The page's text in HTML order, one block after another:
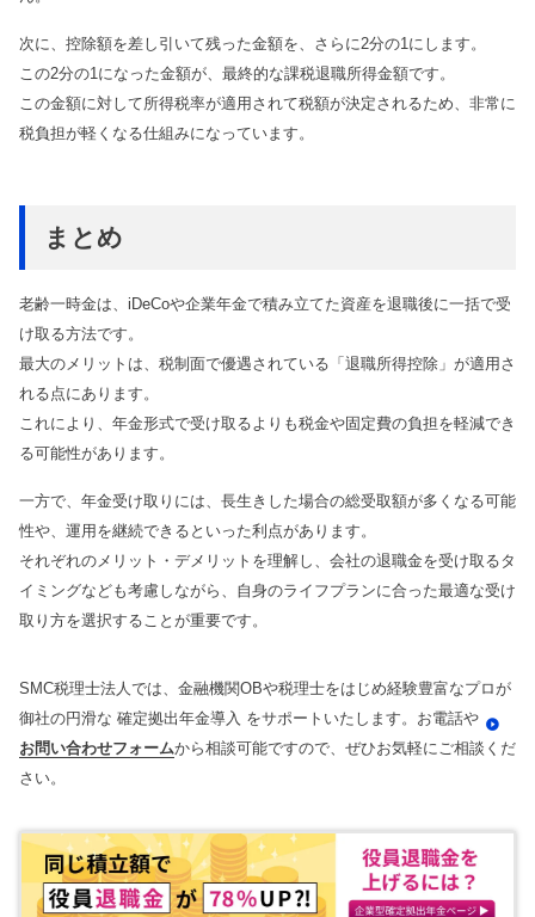
次に、控除額を差し引いて残った金額を、さらに2分の1にします。
この2分の1になった金額が、最終的な課税退職所得金額です。
この金額に対して所得税率が適用されて税額が決定されるため、非常に
税負担が軽くなる仕組みになっています。
まとめ
老齢一時金は、iDeCoや企業年金で積み立てた資産を退職後に一括で受
け取る方法です。
最大のメリットは、税制面で優遇されている「退職所得控除」が適用さ
れる点にあります。
これにより、年金形式で受け取るよりも税金や固定費の負担を軽減でき
る可能性があります。
一方で、年金受け取りには、長生きした場合の総受取額が多くなる可能
性や、運用を継続できるといった利点があります。
それぞれのメリット・デメリットを理解し、会社の退職金を受け取るタ
イミングなども考慮しながら、自身のライフプランに合った最適な受け
取り方を選択することが重要です。
SMC税理士法人では、金融機関OBや税理士をはじめ経験豊富なプロが
御社の円滑な 確定拠出年金導入 をサポートいたします。お電話や
お問い合わせフォームから相談可能ですので、ぜひお気軽にご相談くだ
さい。